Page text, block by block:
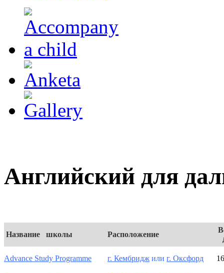
Английский для
Название школы Расположение
Advance Study Programme г. Кембридж или г. Оксфорд